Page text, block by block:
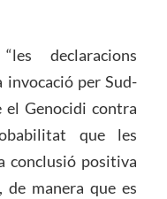
declaracions
invocació per Sud-
el Genocidi contra
que les
conclusió positiva
manera que es